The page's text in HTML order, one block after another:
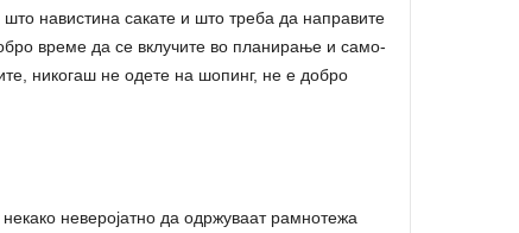
навистина сакате и што треба да направите
време да се вклучите во планирање и само-
никогаш не одете на шопинг, не е добро
неверојатно да одржуваат рамнотежа